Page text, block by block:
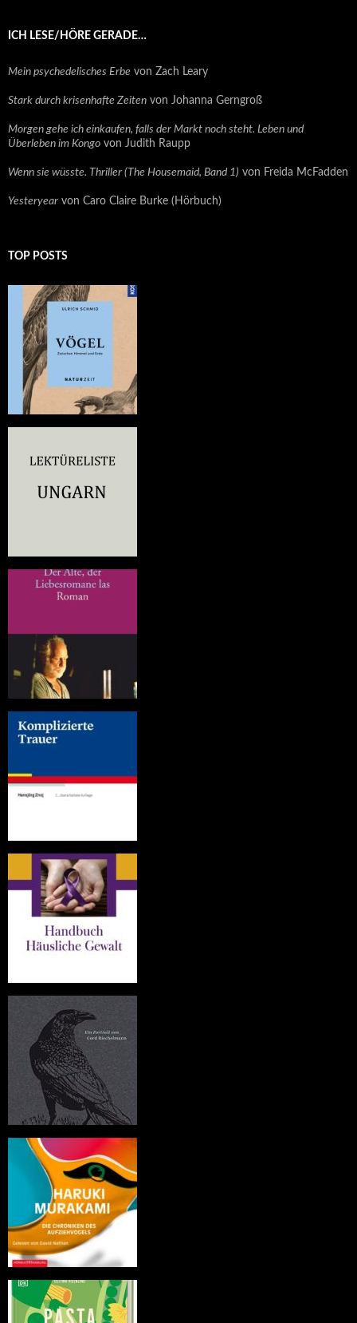
ICH LESE/HÖRE GERADE…
Mein psychedelisches Erbe von Zach Leary
Stark durch krisenhafte Zeiten von Johanna Gerngroß
Morgen gehe ich einkaufen, falls der Markt noch steht. Leben und
Überleben im Kongo von Judith Raupp
Wenn sie wüsste. Thriller (The Housemaid, Band 1) von Freida McFadden
Yesteryear von Caro Claire Burke (Hörbuch)
TOP POSTS